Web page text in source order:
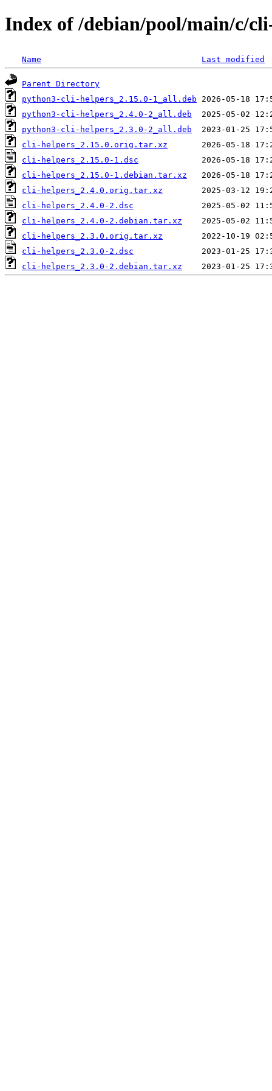
Index of /debian/pool/main/c/
Name Last modified
Parent Directory
python3-cli-helpers_2.15.0-1_all.deb
python3-cli-helpers_2.4.0-2_all.deb
python3-cli-helpers_2.3.0-2_all.deb
cli-helpers_2.15.0.orig.tar.xz
cli-helpers_2.15.0-1.dsc
cli-helpers_2.15.0-1.debian.tar.xz
cli-helpers_2.4.0.orig.tar.xz
cli-helpers_2.4.0-2.dsc
cli-helpers_2.4.0-2.debian.tar.xz
cli-helpers_2.3.0.orig.tar.xz
cli-helpers_2.3.0-2.dsc
cli-helpers_2.3.0-2.debian.tar.xz